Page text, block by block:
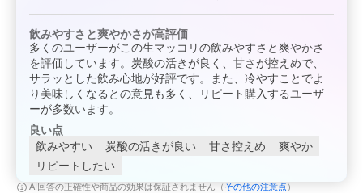
飲みやすさと爽やかさが高評価
多くのユーザーがこの生マッコリの飲みやすさと爽やかさ
を評価しています。炭酸の活きが良く、甘さが控えめで、
サラッとした飲み心地が好評です。また、冷やすことでよ
り美味しくなるとの意見も多く、リピート購入するユーザ
ーが多数います。
良い点
飲みやすい
炭酸の活きが良い 甘さ控えめ
爽やか
リピートしたい
AI回答の正確性や商品の効果は保証されません（ その他の注意点 ）